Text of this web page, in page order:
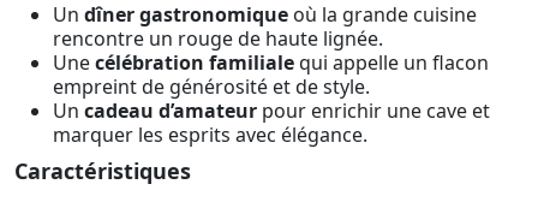
Un dîner gastronomique où la grande cuisine
rencontre un rouge de haute lignée.
Unecélébration familialequi appelle un flacon
empreint de générosité et de style.
Un cadeau d’amateur pour enrichir une cave et
marquer les esprits avec élégance.
Caractéristiques